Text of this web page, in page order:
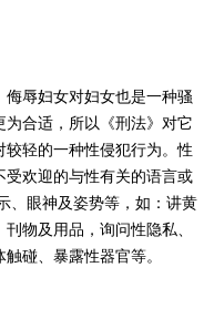
辱妇女对妇女也是一种骚
合适，所以《刑法》对它
轻的一种性侵犯行为。性
欢迎的与性有关的语言或
、眼神及姿势等，如：讲黄
物及用品，询问性隐私、
碰、暴露性器官等。